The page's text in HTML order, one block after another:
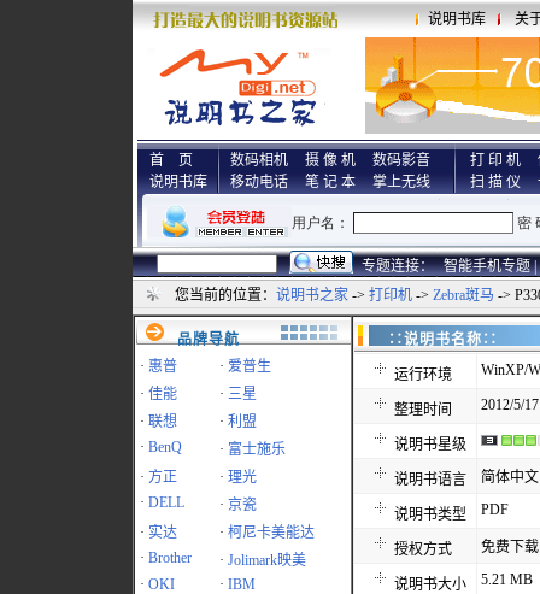
说明书库 关
首 页
说明书库
数码相机 摄 像 机
数码影音
移动电话
笔 记 本 掌上无线
打 印 机
扫 描 仪
专题连接： 智能手机专题 |
您当前的位置： 说明书之家 -> 打印机 -> Zebra斑马 ->
品牌导航
· 惠普 · 爱普生
· 佳能 · 三星
· 联想 · 利盟
· BenQ · 富士施乐
· 方正 · 理光
· DELL · 京瓷
· 实达 · 柯尼卡美能达
· Brother · Jolimark映美
· OKI · IBM
∷说明书名
运行环境 WinXP/
整理时间 2012/5/
说明书星级
说明书语言 简体中文
说明书类型 PDF
授权方式 免费下载
说明书大小 5.21 MB